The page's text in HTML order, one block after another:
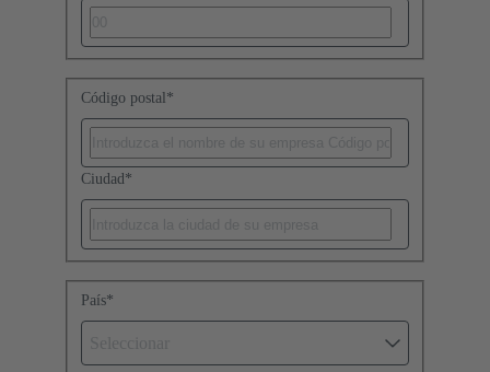
Código postal *
Ciudad *
País*